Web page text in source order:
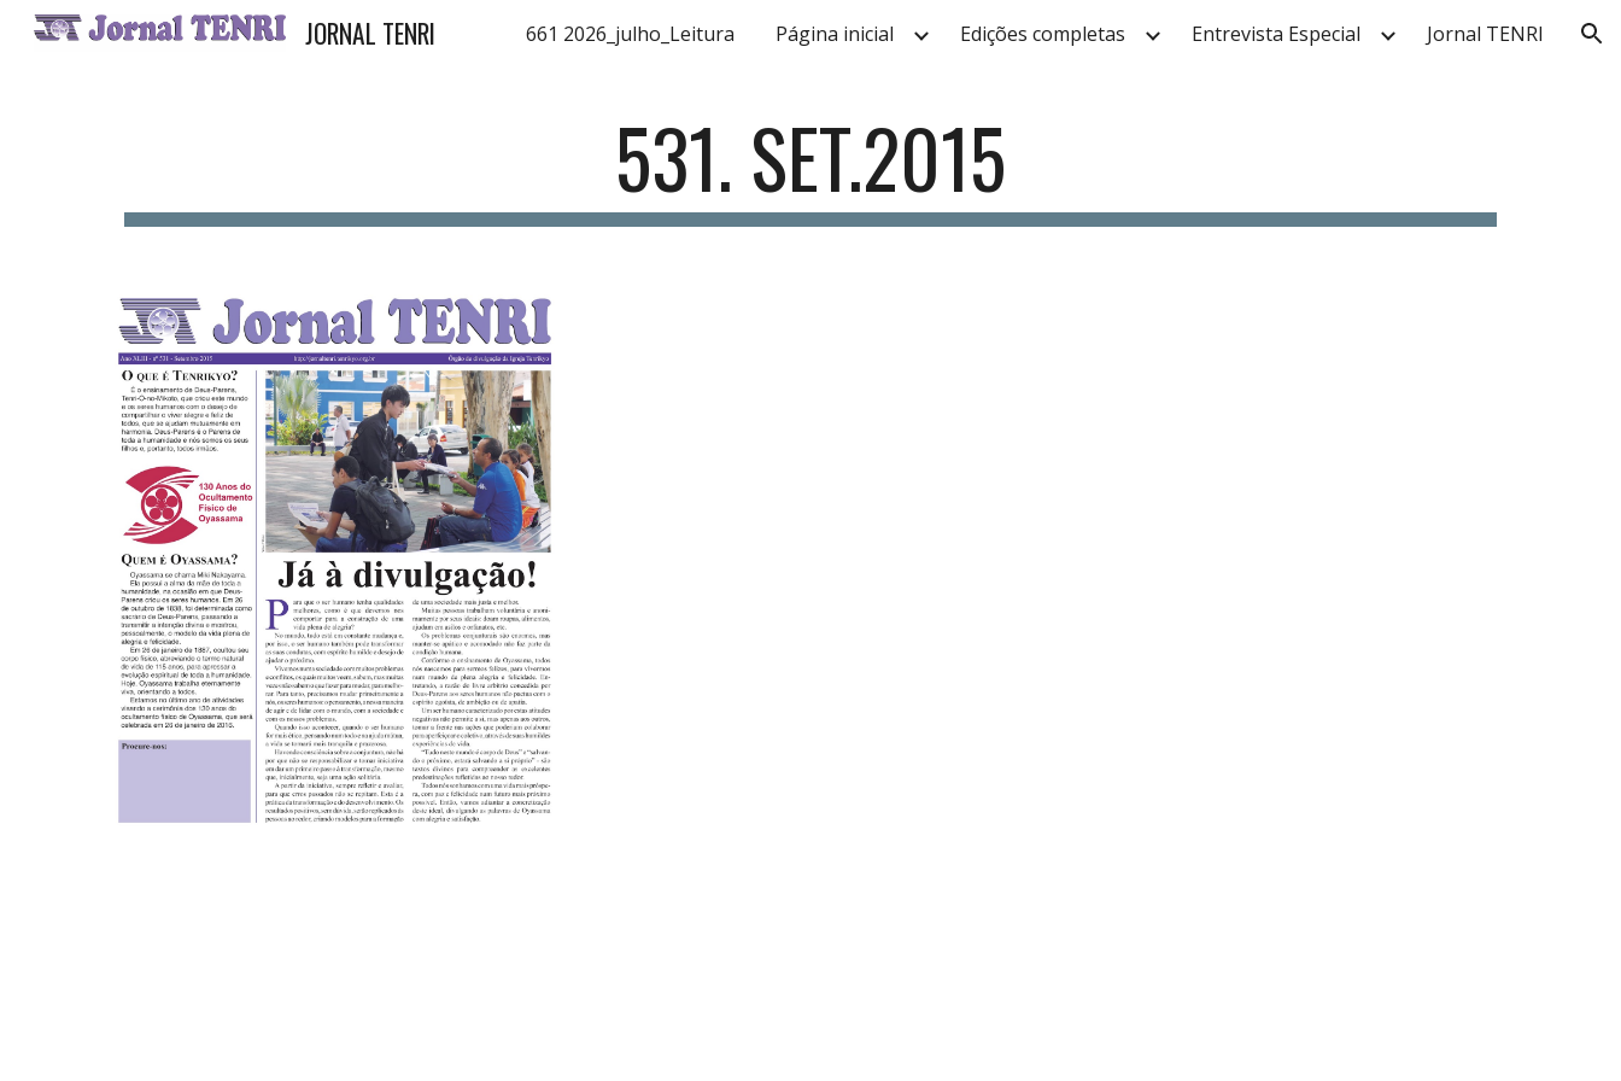
Skip to main content Skip to navigation
JORNAL TENRI 661 2026_julho_Leitura Página inicial Edições completas Entrevista Especial Jornal TENRI
531. SET.2015